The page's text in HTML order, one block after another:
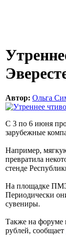
Автор: Ольга
С 3 по 6 июня
зарубежные
Например,
превратила
стенде
На площадке
Периодически
сувениры.
Также на форуме
рублей, сообщает